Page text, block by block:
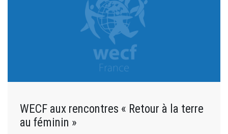
WECF aux rencontres « Retour à la terre
au féminin »